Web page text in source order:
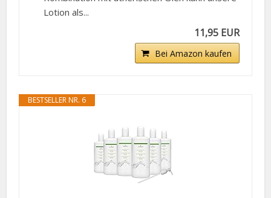
Lotion als...
11,95 EUR
Bei Amazon kaufen
BESTSELLER NR. 6